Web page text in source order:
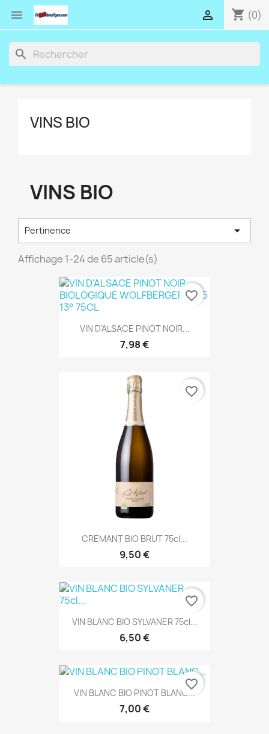
 shopping_cart (0)

search
VINS BIO
VINS BIO
Pertinence 
Affichage 1-24 de 65 article(s)
VIN D'ALSACE PINOT NOIR...
7,98 €
favorite_border
CREMANT BIO BRUT 75cl...
9,50 €
favorite_border
VIN BLANC BIO SYLVANER 75cl...
6,50 €
favorite_border
VIN BLANC BIO PINOT BLANC...
7,00 €
favorite_border